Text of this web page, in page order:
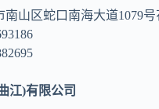
南山区蛇口南海大道1079
江)有限公司